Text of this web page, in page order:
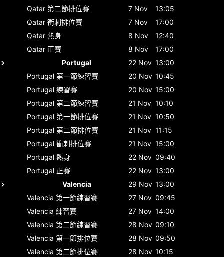
Qatar 第二節排位賽 7 Nov
13:05
Qatar 衝刺排位賽 7 Nov
17:00
Qatar 熱身 8 Nov
12:40
Qatar 正賽 8 Nov
17:00
Portugal
22 Nov 13:00
Portugal 第一節練習賽 20 Nov 10:45
Portugal 練習賽 20 Nov 15:00
Portugal 第二節練習賽 21 Nov 10:10
Portugal 第一節排位賽 21 Nov 10:50
Portugal 第二節排位賽 21 Nov 11:15
Portugal 衝刺排位賽 21 Nov 15:00
Portugal 熱身 22 Nov 09:40
Portugal 正賽 22 Nov 13:00
Valencia
29 Nov 13:00
Valencia 第一節練習賽 27 Nov 09:45
Valencia 練習賽 27 Nov 14:00
Valencia 第二節練習賽 28 Nov 09:10
Valencia 第一節排位賽 28 Nov 09:50
Valencia 第二節排位賽 28 Nov 10:15